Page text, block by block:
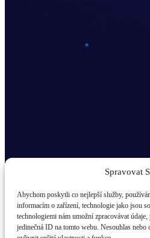
Spravovat
Abychom poskytli co nejlepší služby,
informacím o zařízení, technologie jako jsou
technologiemi nám umožní zpracovávat
jedinečná ID na tomto webu. Nesouhlas
Odběr novinek popup